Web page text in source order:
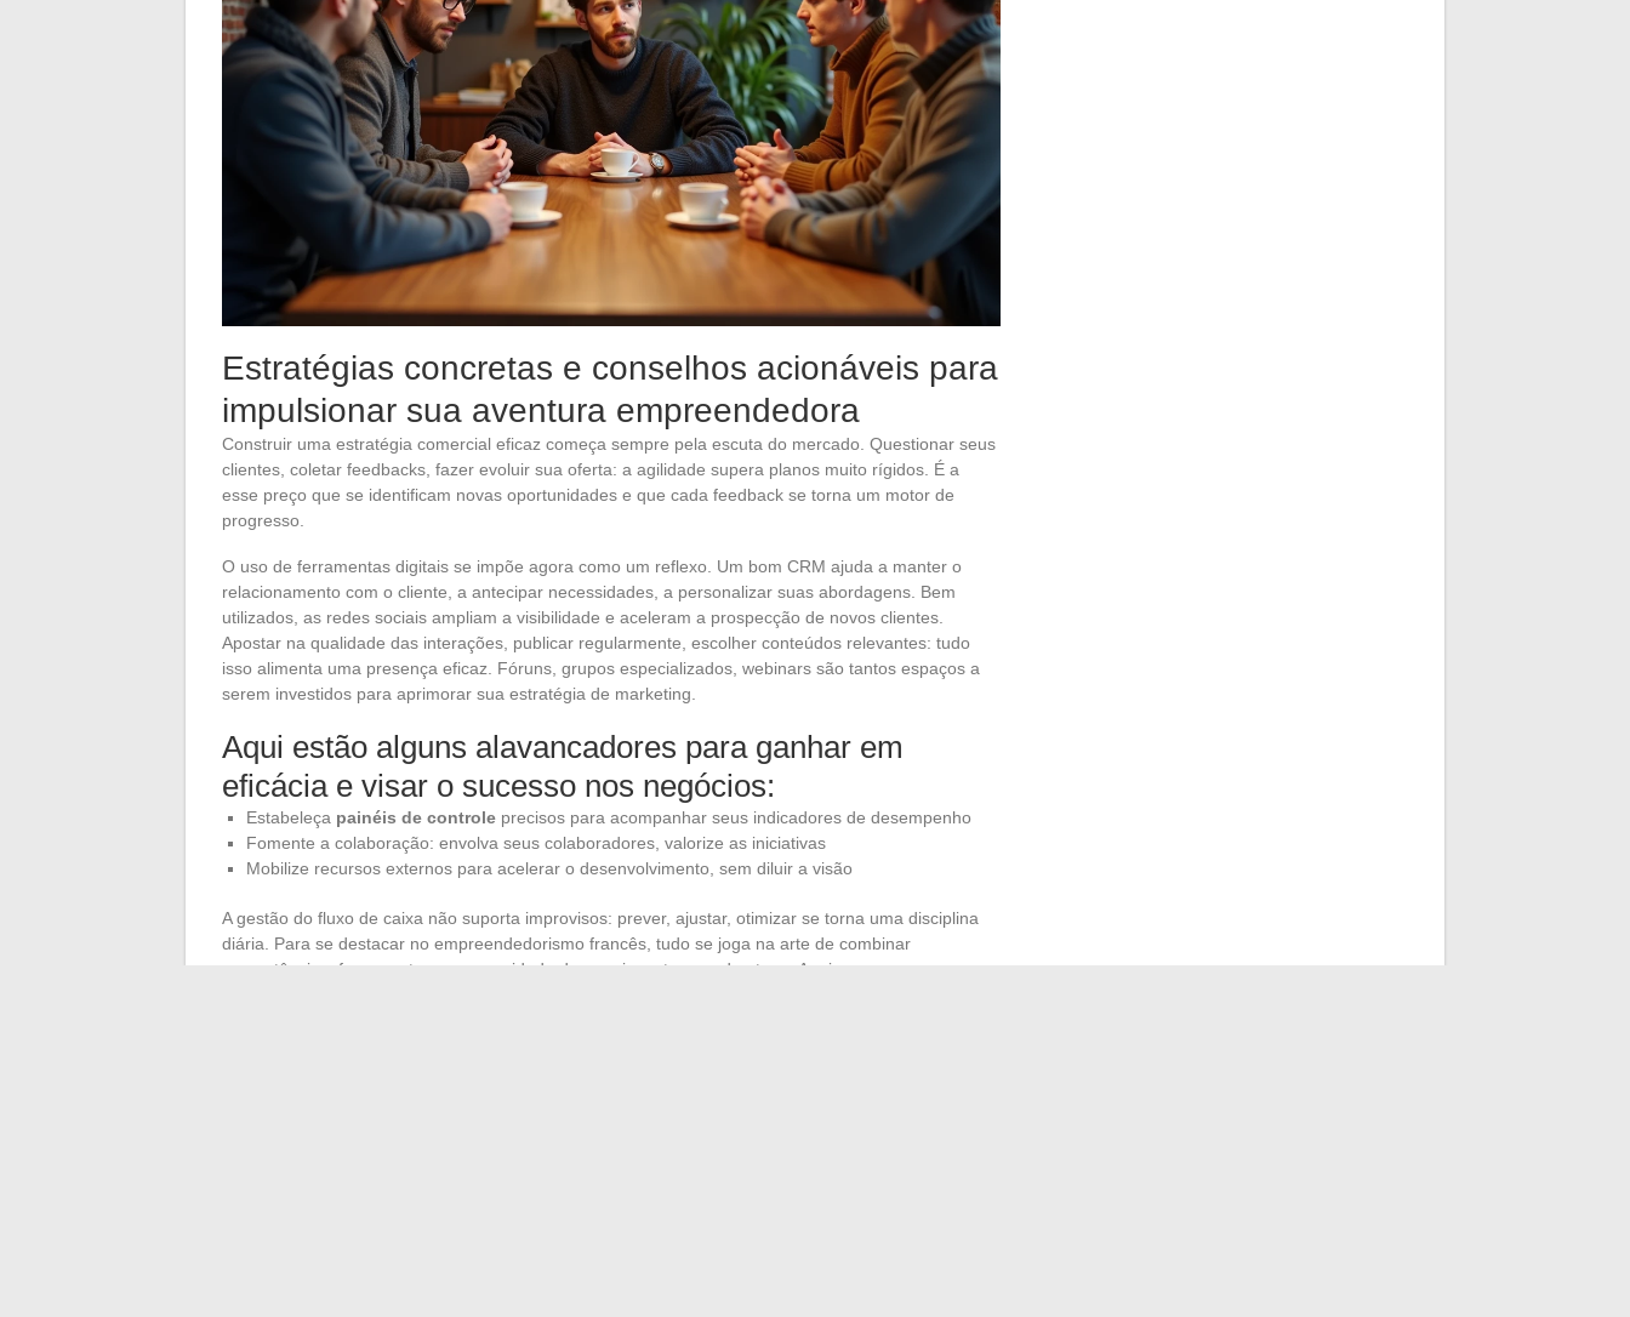
Estratégias concretas e conselhos acionáveis para
impulsionar sua aventura empreendedora
Construir uma estratégia comercial eficaz começa sempre pela escuta do mercado. Questionar seus
clientes, coletar feedbacks, fazer evoluir sua oferta: a agilidade supera planos muito rígidos. É a
esse preço que se identificam novas oportunidades e que cada feedback se torna um motor de
progresso.
O uso de ferramentas digitais se impõe agora como um reflexo. Um bom CRM ajuda a manter o
relacionamento com o cliente, a antecipar necessidades, a personalizar suas abordagens. Bem
utilizados, as redes sociais ampliam a visibilidade e aceleram a prospecção de novos clientes.
Apostar na qualidade das interações, publicar regularmente, escolher conteúdos relevantes: tudo
isso alimenta uma presença eficaz. Fóruns, grupos especializados, webinars são tantos espaços a
serem investidos para aprimorar sua estratégia de marketing.
Aqui estão alguns alavancadores para ganhar em
eficácia e visar o sucesso nos negócios:
Estabeleça painéis de controle precisos para acompanhar seus indicadores de desempenho
Fomente a colaboração: envolva seus colaboradores, valorize as iniciativas
Mobilize recursos externos para acelerar o desenvolvimento, sem diluir a visão
A gestão do fluxo de caixa não suporta improvisos: prever, ajustar, otimizar se torna uma disciplina
diária. Para se destacar no empreendedorismo francês, tudo se joga na arte de combinar
competências, ferramentas e a capacidade de se reinventar a cada etapa. Aqui, o sucesso se